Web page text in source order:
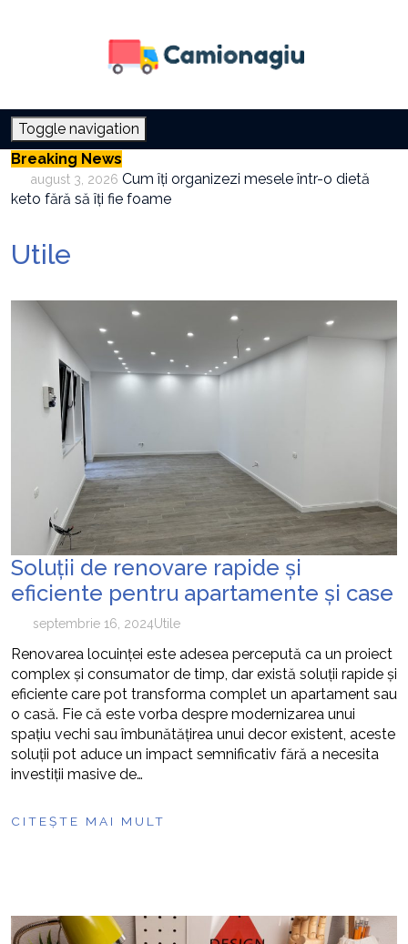
Toggle navigation
Breaking News
august 3, 2026 Cum îți organizezi mesele într-o dietă
keto fără să îți fie foame
iulie 27, 2026
iulie 23, 2026 Cum integrezi oțetul de orez în meniul de
zi cu zi
iulie 21, 2026 Este tehnica Pomodoro potrivită pentru
orice tip de activitate
august 5, 2026 Cele mai frecvente cauze ale anxietății și
cum pot fi prevenite
Utile
Soluții de renovare rapide și
eficiente pentru apartamente și case
septembrie 16, 2024Utile
Renovarea locuinței este adesea percepută ca un proiect
complex și consumator de timp, dar există soluții rapide și
eficiente care pot transforma complet un apartament sau
o casă. Fie că este vorba despre modernizarea unui
spațiu vechi sau îmbunătățirea unui decor existent, aceste
soluții pot aduce un impact semnificativ fără a necesita
investiții masive de…
CITEȘTE MAI MULT